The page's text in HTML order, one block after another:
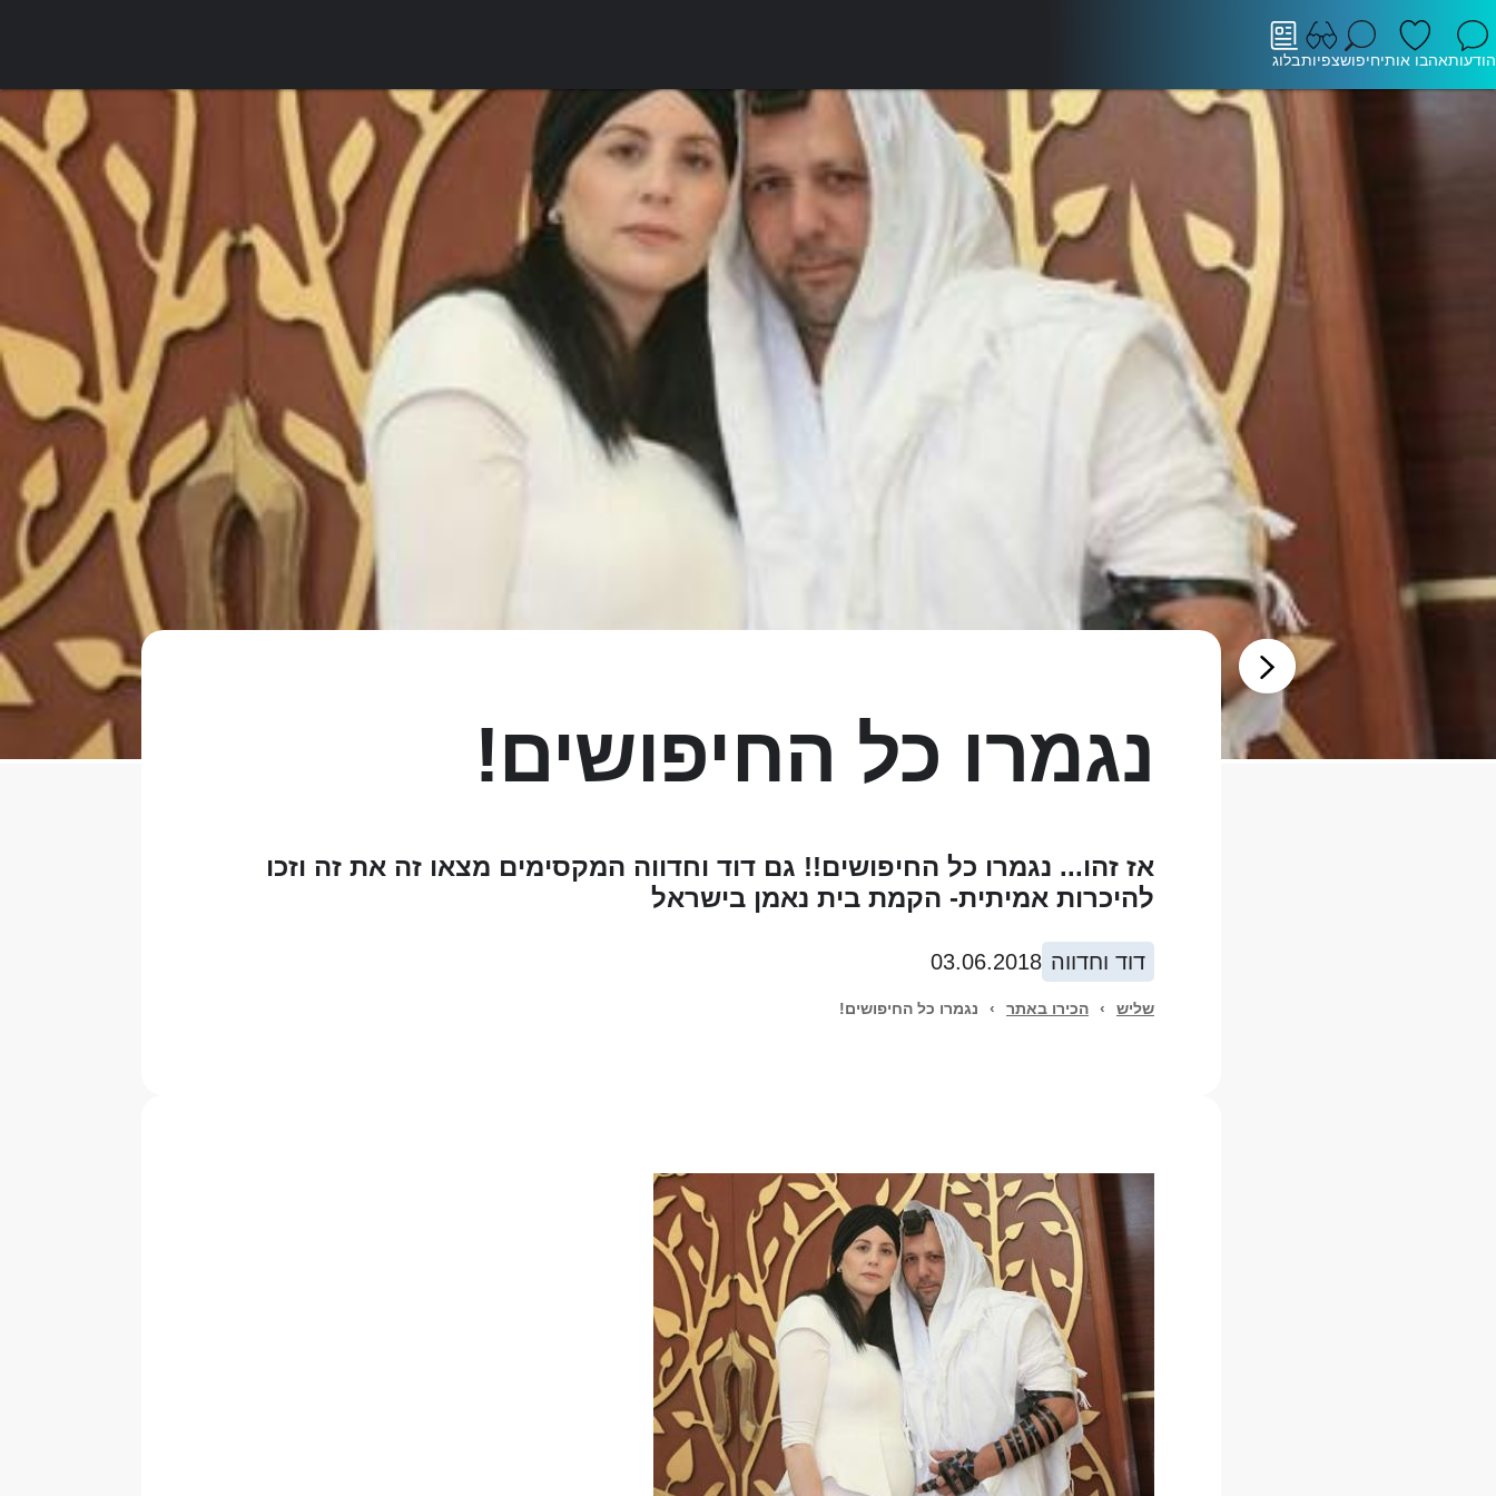
הודעותאהבו אותיחיפושצפיותבלוג
נגמרו כל החיפושים!
אז זהו... נגמרו כל החיפושים!! גם דוד וחדווה המקסימים מצאו זה את זה וזכו
להיכרות אמיתית- הקמת בית נאמן בישראל
דוד וחדווה 03.06.2018
שליש › הכירו באתר › נגמרו כל החיפושים!